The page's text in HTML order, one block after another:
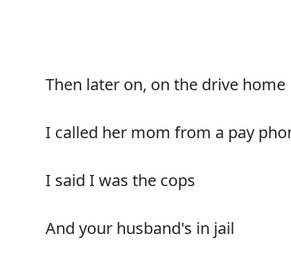
Then later on, on the drive home
I called her mom from a pay
I said I was the cops
And your husband's in jail